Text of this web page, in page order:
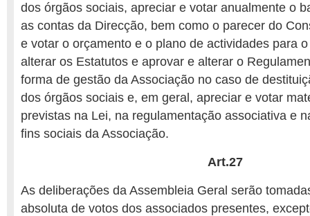
dos órgãos sociais, apreciar e votar anualmente o
as contas da Direcção, bem como o parecer do
e votar o orçamento e o plano de actividades para
alterar os Estatutos e aprovar e alterar o
forma de gestão da Associação no caso de
dos órgãos sociais e, em geral, apreciar e votar
previstas na Lei, na regulamentação associativa e
fins sociais da Associação.
Art.27
As deliberações da Assembleia Geral serão
absoluta de votos dos associados presentes,